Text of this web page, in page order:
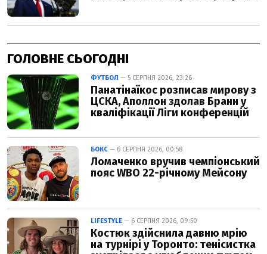
ГОЛОВНЕ СЬОГОДНІ
ФУТБОЛ — 5 СЕРПНЯ 2026, 23:26
Панатінаїкос розписав мирову з
ЦСКА, Аполлон здолав Бранн у
кваліфікації Ліги конференцій
БОКС — 6 СЕРПНЯ 2026, 00:58
Ломаченко вручив чемпіонський
пояс WBO 22-річному Мейсону
LIFESTYLE — 6 СЕРПНЯ 2026, 09:50
Костюк здійснила давню мрію
на турнірі у Торонто: тенісистка